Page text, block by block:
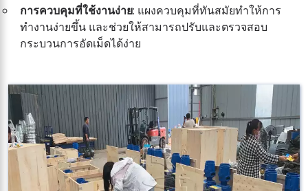
การควบคุมที่ใช้งานง่าย: แผงควบคุมที่ทันสมัยทำให้การ
ทำงานง่ายขึ้น และช่วยให้สามารถปรับและตรวจสอบ
กระบวนการอัดเม็ดได้ง่าย